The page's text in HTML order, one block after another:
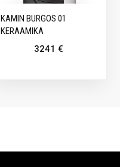
KAMIN BURGOS 01
KERAAMIKA
3241€